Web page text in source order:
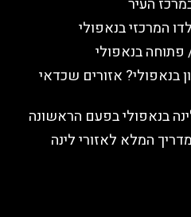
העיר
המרכזי בנאפולי
פתוחה בנאפולי
בנאפולי? אזורים שכדאי
בנאפולי בפעם הראשונה
המלא לאזורי לינה